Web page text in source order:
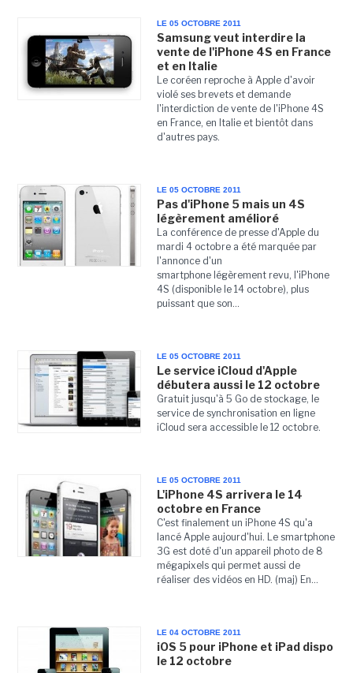
LE 05 OCTOBRE 2011
Samsung veut interdire la
vente de l'iPhone 4S en France
et en Italie
Le coréen reproche à Apple d'avoir
violé ses brevets et demande
l'interdiction de vente de l'iPhone 4S
en France, en Italie et bientôt dans
d'autres pays.
LE 05 OCTOBRE 2011
Pas d'iPhone 5 mais un 4S
légèrement amélioré
La conférence de presse d'Apple du
mardi 4 octobre a été marquée par
l'annonce d'un
smartphone légèrement revu, l'iPhone
4S (disponible le 14 octobre), plus
puissant que son...
LE 05 OCTOBRE 2011
Le service iCloud d'Apple
débutera aussi le 12 octobre
Gratuit jusqu'à 5 Go de stockage, le
service de synchronisation en ligne
iCloud sera accessible le 12 octobre.
LE 05 OCTOBRE 2011
L'iPhone 4S arrivera le 14
octobre en France
C'est finalement un iPhone 4S qu'a
lancé Apple aujourd'hui. Le smartphone
3G est doté d'un appareil photo de 8
mégapixels qui permet aussi de
réaliser des vidéos en HD. (maj) En...
LE 04 OCTOBRE 2011
iOS 5 pour iPhone et iPad dispo
le 12 octobre